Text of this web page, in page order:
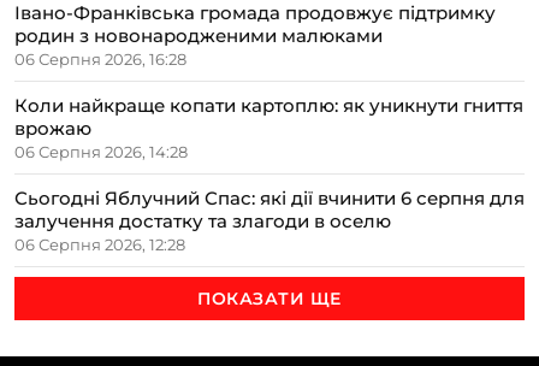
Івано-Франківська громада продовжує підтримку
родин з новонародженими малюками
06 Серпня 2026, 16:28
Коли найкраще копати картоплю: як уникнути гниття
врожаю
06 Серпня 2026, 14:28
Сьогодні Яблучний Спас: які дії вчинити 6 серпня для
залучення достатку та злагоди в оселю
06 Серпня 2026, 12:28
ПОКАЗАТИ ЩЕ